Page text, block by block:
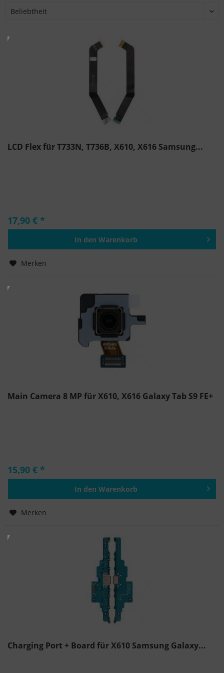
LCD Flex für T733N, T736B, X610, X616 Samsung...
17,90 € *
In den Warenkorb
Merken
Main Camera 8 MP für X610, X616 Galaxy Tab S9 FE+
15,90 € *
In den Warenkorb
Merken
Charging Port + Board für X610 Samsung Galaxy...